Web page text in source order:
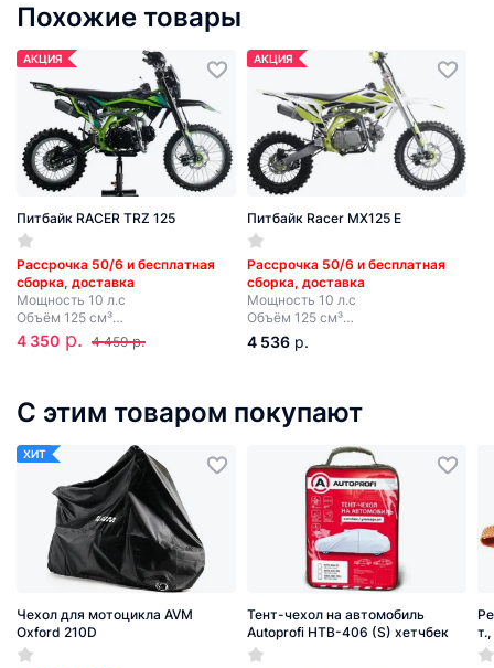
Похожие товары
АКЦИЯ
Питбайк RACER TRZ 125
Рассрочка 50/6 и бесплатная
сборка, доставка
Мощность 10 л.с
Объём 125 см³
4 передачи
Электростартер + кик-стартер
4 350 р. 4 459 р.
АКЦИЯ
Питбайк Racer MX125 E
Рассрочка 50/6 и бесплатная
сборка, доставка
Мощность 10 л.с
Объём 125 см³
4 передачи
Электростартер + кик-стартер
4 536 р.
С этим товаром покупают
ХИТ
Чехол для мотоцикла AVM
Oxford 210D
Тент-чехол на автомобиль
Autoprofi HTB-406 (S) хетчбек